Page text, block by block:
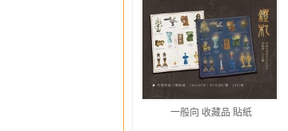
一般向 收藏品 貼紙